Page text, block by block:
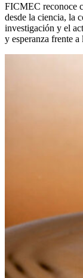
FICMEC reconoce
desde la ciencia, la
investigación y el
y esperanza frente a